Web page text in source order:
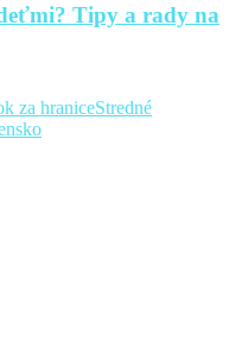
Tipy a rady na
za hraniceStredné